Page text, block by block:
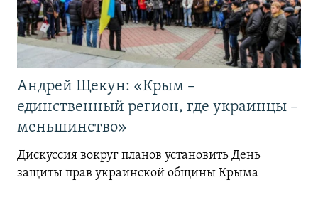
Андрей Щекун: «Крым –
единственный регион, где украинцы –
меньшинство»
Дискуссия вокруг планов установить День
защиты прав украинской общины Крыма